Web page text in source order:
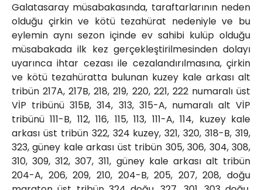
Galatasaray müsabakasında, taraftarlarının neden
olduğu çirkin ve kötü tezahürat nedeniyle ve bu
eylemin aynı sezon içinde ev sahibi kulüp olduğu
müsabakada ilk kez gerçekleştirilmesinden dolayı
uyarınca ihtar cezası ile cezalandırılmasına, çirkin
ve kötü tezahüratta bulunan kuzey kale arkası alt
tribün 217A, 217B, 218, 219, 220, 221, 222 numaralı üst
VİP tribünü 315B, 314, 313, 315-A, numaralı alt VİP
tribünü 111-B, 112, 116, 115, 113, 111-A, 114, kuzey kale
arkası üst tribün 322, 324 kuzey, 321, 320, 318-B, 319,
323, güney kale arkası üst tribün 305, 306, 304, 308,
310, 309, 312, 307, 311, güney kale arkası alt tribün
204-A, 206, 209, 210, 204-B, 205, 207, 208, doğu